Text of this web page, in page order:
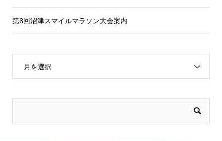
第8回沼津スマイルマラソン大会案内
月を選択